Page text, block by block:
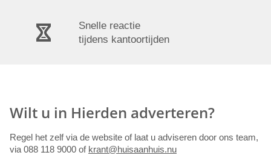
Snelle reactie
tijdens kantoortijden
Wilt u in Hierden adverteren?
Regel het zelf via de website of laat u adviseren door ons team,
via 088 118 9000 of krant@huisaanhuis.nu